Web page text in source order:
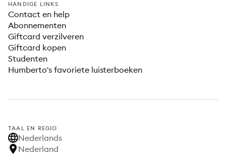
HANDIGE LINKS
Contact en help
Abonnementen
Giftcard verzilveren
Giftcard kopen
Studenten
Humberto's favoriete luisterboeken
TAAL EN REGIO
Nederlands
Nederland